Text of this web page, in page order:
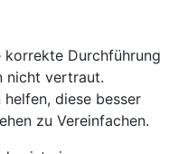
korrekte Durchführung
nicht vertraut.
diese besser
zu Vereinfachen.